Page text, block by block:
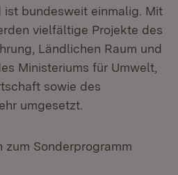
ist bundesweit einmalig. Mit
vielfältige Projekte des
Ländlichen Raum und
Ministeriums für Umwelt,
sowie des
umgesetzt.
zum Sonderprogramm